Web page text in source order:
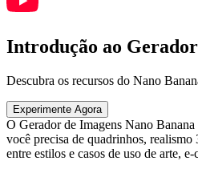
Introdução ao Gerador
Descubra os recursos do Nano
Experimente Agora
O Gerador de Imagens Nano
você precisa de quadrinhos,
entre estilos e casos de uso de arte,